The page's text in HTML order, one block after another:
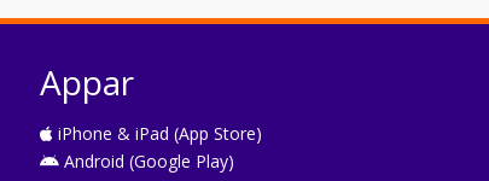
Appar
iPhone & iPad (App Store)
Android (Google Play)